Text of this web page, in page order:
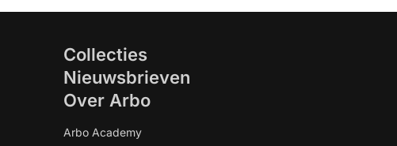
Collecties
Nieuwsbrieven
Over Arbo
Arbo Academy